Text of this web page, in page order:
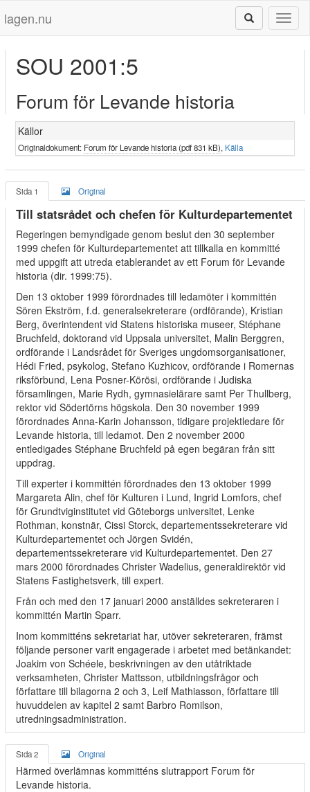
lagen.nu
SOU 2001:5
Forum för Levande historia
Källor
Originaldokument: Forum för Levande historia (pdf 831 kB), Källa
Sida 1 Original
Till statsrådet och chefen för Kulturdepartementet
Regeringen bemyndigade genom beslut den 30 september
1999 chefen för Kulturdepartementet att tillkalla en kommitté
med uppgift att utreda etablerandet av ett Forum för Levande
historia (dir. 1999:75).
Den 13 oktober 1999 förordnades till ledamöter i kommittén
Sören Ekström, f.d. generalsekreterare (ordförande), Kristian
Berg, överintendent vid Statens historiska museer, Stéphane
Bruchfeld, doktorand vid Uppsala universitet, Malin Berggren,
ordförande i Landsrådet för Sveriges ungdomsorganisationer,
Hédi Fried, psykolog, Stefano Kuzhicov, ordförande i Romernas
riksförbund, Lena Posner-Körösi, ordförande i Judiska
församlingen, Marie Rydh, gymnasielärare samt Per Thullberg,
rektor vid Södertörns högskola. Den 30 november 1999
förordnades Anna-Karin Johansson, tidigare projektledare för
Levande historia, till ledamot. Den 2 november 2000
entledigades Stéphane Bruchfeld på egen begäran från sitt
uppdrag.
Till experter i kommittén förordnades den 13 oktober 1999
Margareta Alin, chef för Kulturen i Lund, Ingrid Lomfors, chef
för Grundtviginstitutet vid Göteborgs universitet, Lenke
Rothman, konstnär, Cissi Storck, departementssekreterare vid
Kulturdepartementet och Jörgen Svidén,
departementssekreterare vid Kulturdepartementet. Den 27
mars 2000 förordnades Christer Wadelius, generaldirektör vid
Statens Fastighetsverk, till expert.
Från och med den 17 januari 2000 anställdes sekreteraren i
kommittén Martin Sparr.
Inom kommitténs sekretariat har, utöver sekreteraren, främst
följande personer varit engagerade i arbetet med betänkandet:
Joakim von Schéele, beskrivningen av den utåtriktade
verksamheten, Christer Mattsson, utbildningsfrågor och
författare till bilagorna 2 och 3, Leif Mathiasson, författare till
huvuddelen av kapitel 2 samt Barbro Romilson,
utredningsadministration.
Sida 2 Original
Härmed överlämnas kommitténs slutrapport Forum för
Levande historia.